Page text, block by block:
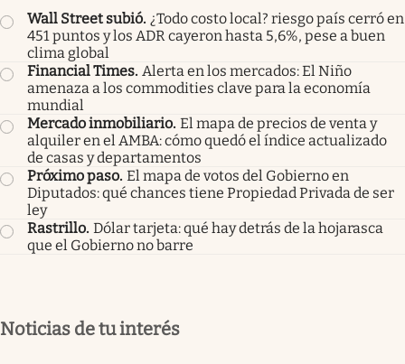
Wall Street subió. ¿Todo costo local? riesgo país cerró en
451 puntos y los ADR cayeron hasta 5,6%, pese a buen
clima global
Financial Times. Alerta en los mercados: El Niño
amenaza a los commodities clave para la economía
mundial
Mercado inmobiliario. El mapa de precios de venta y
alquiler en el AMBA: cómo quedó el índice actualizado
de casas y departamentos
Próximo paso. El mapa de votos del Gobierno en
Diputados: qué chances tiene Propiedad Privada de ser
ley
Rastrillo. Dólar tarjeta: qué hay detrás de la hojarasca
que el Gobierno no barre
Noticias de tu interés